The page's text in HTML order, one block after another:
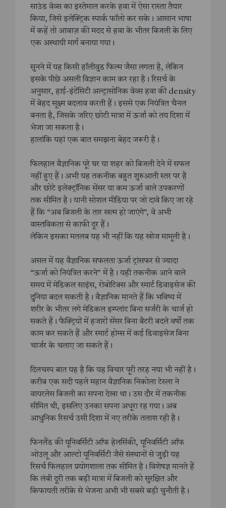
साउंड वेव्स का इस्तेमाल करके हवा में ऐसा रास्ता तैयार
किया, जिसे इलेक्ट्रिक स्पार्क फॉलो कर सके। आसान भाषा
में कहें तो आवाज़ की मदद से हवा के भीतर बिजली के लिए
एक अस्थायी मार्ग बनाया गया।
सुनने में यह किसी हॉलीवुड फिल्म जैसा लगता है, लेकिन
इसके पीछे असली विज्ञान काम कर रहा है। रिसर्च के
अनुसार, हाई-इंटेंसिटी अल्ट्रासोनिक वेव्स हवा की density
में बेहद सूक्ष्म बदलाव करती हैं। इससे एक नियंत्रित चैनल
बनता है, जिसके जरिए छोटी मात्रा में ऊर्जा को तय दिशा में
भेजा जा सकता है।
हालांकि यहां एक बात समझना बेहद जरूरी है।
फिलहाल वैज्ञानिक पूरे घर या शहर को बिजली देने में सफल
नहीं हुए हैं। अभी यह तकनीक बहुत शुरुआती स्तर पर है
और छोटे इलेक्ट्रॉनिक सेंसर या कम ऊर्जा वाले उपकरणों
तक सीमित है। यानी सोशल मीडिया पर जो दावे किए जा रहे
हैं कि “अब बिजली के तार खत्म हो जाएंगे”, वे अभी
वास्तविकता से काफी दूर हैं।
लेकिन इसका मतलब यह भी नहीं कि यह खोज मामूली है।
असल में यह वैज्ञानिक सफलता ऊर्जा ट्रांसफर से ज्यादा
“ऊर्जा को नियंत्रित करने” में है। यही तकनीक आने वाले
समय में मेडिकल साइंस, रोबोटिक्स और स्मार्ट डिवाइसेज की
दुनिया बदल सकती है। वैज्ञानिक मानते हैं कि भविष्य में
शरीर के भीतर लगे मेडिकल इम्प्लांट बिना सर्जरी के चार्ज हो
सकते हैं। फैक्ट्रियों में हजारों सेंसर बिना बैटरी बदले वर्षों तक
काम कर सकते हैं और स्मार्ट होम्स में कई डिवाइसेज बिना
चार्जर के चलाए जा सकते हैं।
दिलचस्प बात यह है कि यह विचार पूरी तरह नया भी नहीं है।
करीब एक सदी पहले महान वैज्ञानिक निकोला टेस्ला ने
वायरलेस बिजली का सपना देखा था। उस दौर में तकनीक
सीमित थी, इसलिए उनका सपना अधूरा रह गया। अब
आधुनिक रिसर्च उसी दिशा में नए तरीके तलाश रही है।
फिनलैंड की यूनिवर्सिटी ऑफ हेलसिंकी, यूनिवर्सिटी ऑफ
ओउलू और आल्टो यूनिवर्सिटी जैसे संस्थानों से जुड़ी यह
रिसर्च फिलहाल प्रयोगशाला तक सीमित है। विशेषज्ञ मानते हैं
कि लंबी दूरी तक बड़ी मात्रा में बिजली को सुरक्षित और
किफायती तरीके से भेजना अभी भी सबसे बड़ी चुनौती है।